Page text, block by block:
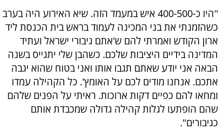
''היו כ-400-500 איש במעמד הזה. שיא האירוע היה בערב
כשהזמנתי את בני המכינה לעמוד בראש בית הכנסת ליד
ארון הקודש ואמרתי להם ש'אתם גיבורי ישראל ועתיד
המדינה בידיים היציבות שלכם. כשהבן שלי יתגייס בשנה
הבאה אני יודע שאתם תגבו אותו ואני בטוח שהוא יגבה
אתכם. אנחנו מודים לכם על האומץ'. כל הקהילה עמדו
ומחאו להם כפיים דקות ארוכות. ראיתי על הפנים שלהם
שהם הופתעו לגלות קהילה גדולה שמכבדת אותם
כגיבורים".